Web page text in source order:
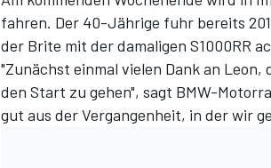
fahren. Der 40-Jährige fuhr bereits
der Brite mit der damaligen S1000RR
"Zunächst einmal vielen Dank an
den Start zu gehen", sagt BMW-
gut aus der Vergangenheit, in der wir